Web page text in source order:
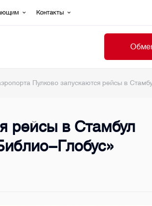
Контакты
Пулково запускаются рейсы в
рейсы в Стамбул
Глобус»